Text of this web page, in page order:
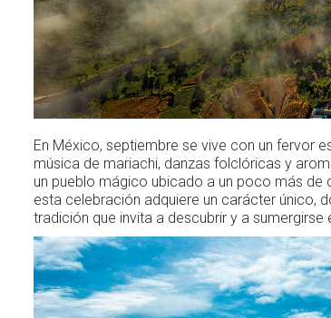
En México, septiembre se vive con un fervor
música de mariachi, danzas folclóricas y
un pueblo mágico ubicado a un poco más de
esta celebración adquiere un carácter único,
tradición que invita a descubrir y a